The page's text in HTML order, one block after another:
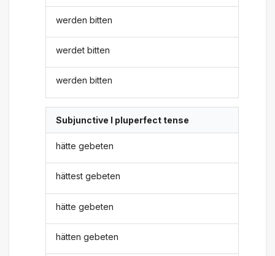
werden bitten
werdet bitten
werden bitten
Subjunctive I pluperfect tense
hätte gebeten
hättest gebeten
hätte gebeten
hätten gebeten